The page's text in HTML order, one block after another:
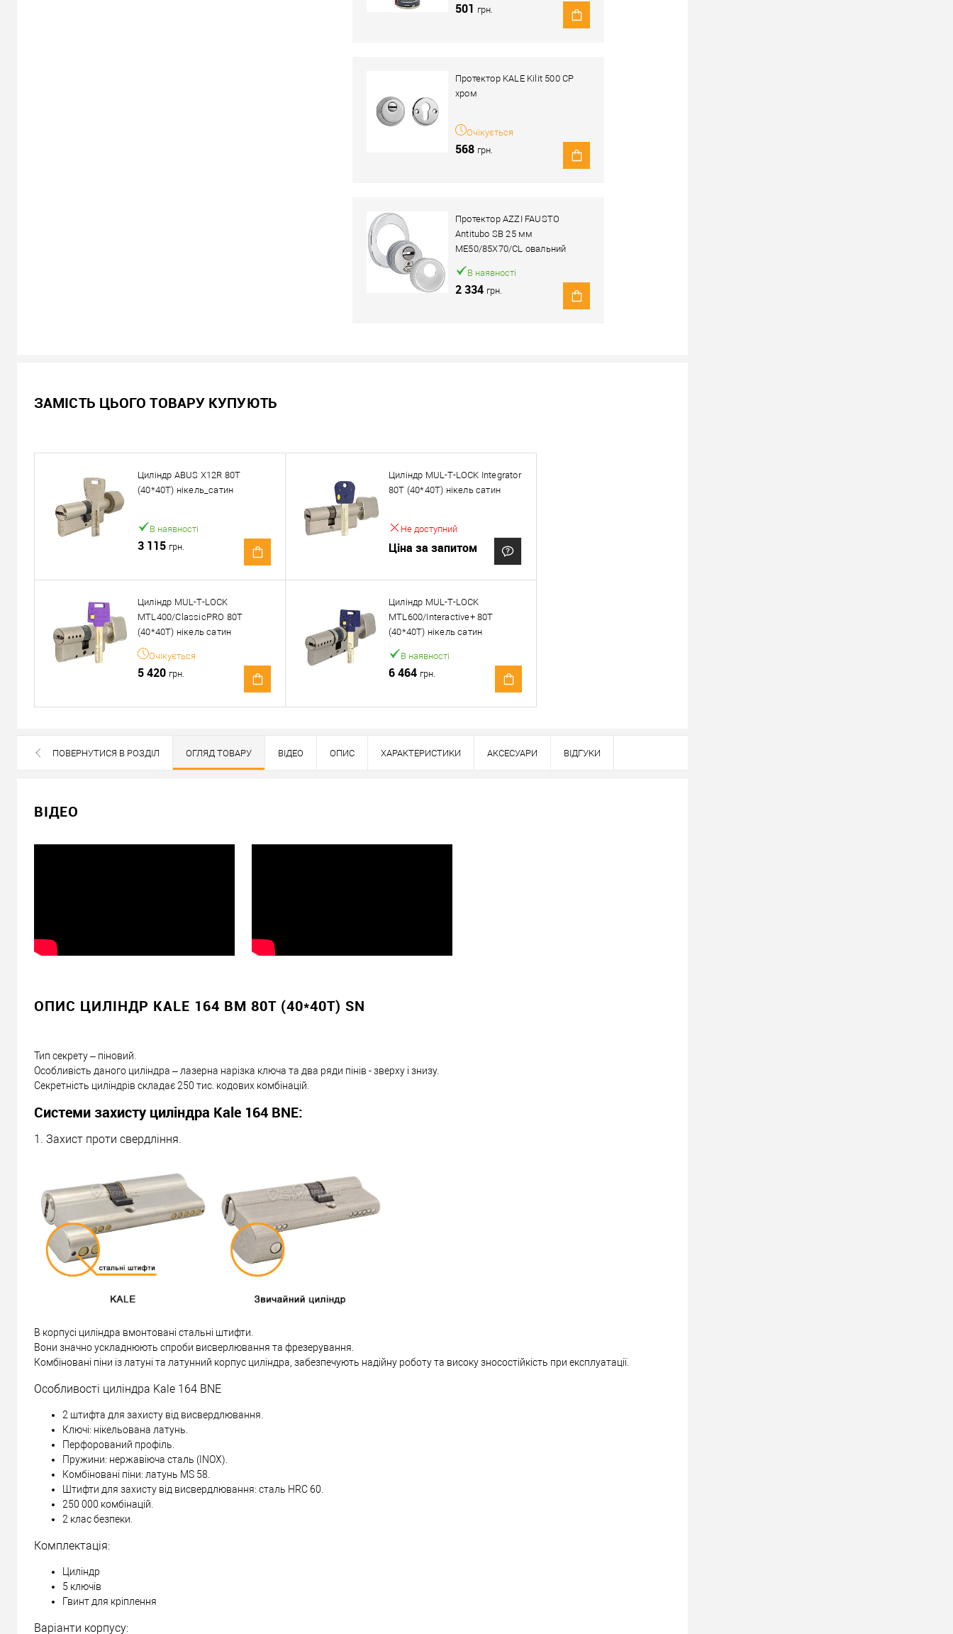
501 грн.
Протектор KALE Kilit 500 CP
хром
Очікується
568 грн.
Протектор AZZI FAUSTO
Antitubo SB 25 мм
ME50/85X70/CL овальний
широкий хром полірований
В наявності
2 334 грн.
Ціна за запитом
Можемо встановити цей товар. Деталі запитуйте у менеджера.
«Новою Поштою» по Україні
Мінімальна сума замовлення 400 грн
Доставка накладеним платежем від 400 грн
Відправити посилання другу
ЗАМІСТЬ ЦЬОГО ТОВАРУ КУПУЮТЬ
Циліндр ABUS X12R 80T
(40*40T) нікель_сатин
В наявності
3 115 грн.
Циліндр MUL-T-LOCK Integrator
80T (40*40T) нікель сатин
Не доступний
Ціна за запитом
Циліндр MUL-T-LOCK
MTL400/ClassicPRO 80T
(40*40T) нікель сатин
Очікується
5 420 грн.
Циліндр MUL-T-LOCK
MTL600/Interactive+ 80T
(40*40T) нікель сатин
В наявності
6 464 грн.
ПОВЕРНУТИСЯ В РОЗДІЛ ОГЛЯД ТОВАРУ ВІДЕО ОПИС ХАРАКТЕРИСТИКИ АКСЕСУАРИ ВІДГУКИ
ВІДЕО
ОПИС ЦИЛІНДР KALE 164 BM 80T (40*40T) SN
Тип секрету – піновий.
Особливість даного циліндра – лазерна нарізка ключа та два ряди пінів - зверху і знизу.
Секретність циліндрів складає 250 тис. кодових комбінацій.
Системи захисту циліндра Kale 164 BNE:
1. Захист проти свердління.
В корпусі циліндра вмонтовані стальні штифти.
Вони значно ускладнюють спроби висверлювання та фрезерування.
Комбіновані піни із латуні та латунний корпус циліндра, забезпечують надійну роботу та високу зносостійкість при експлуатації.
Особливості циліндра Kale 164 BNE
2 штифта для захисту від висвердлювання.
Ключі: нікельована латунь.
Перфорований профіль.
Пружини: нержавіюча сталь (INOX).
Комбіновані піни: латунь MS 58.
Штифти для захисту від висвердлювання: сталь HRC 60.
250 000 комбінацій.
2 клас безпеки.
Комплектація:
Циліндр
5 ключів
Гвинт для кріплення
Варіанти корпусу: